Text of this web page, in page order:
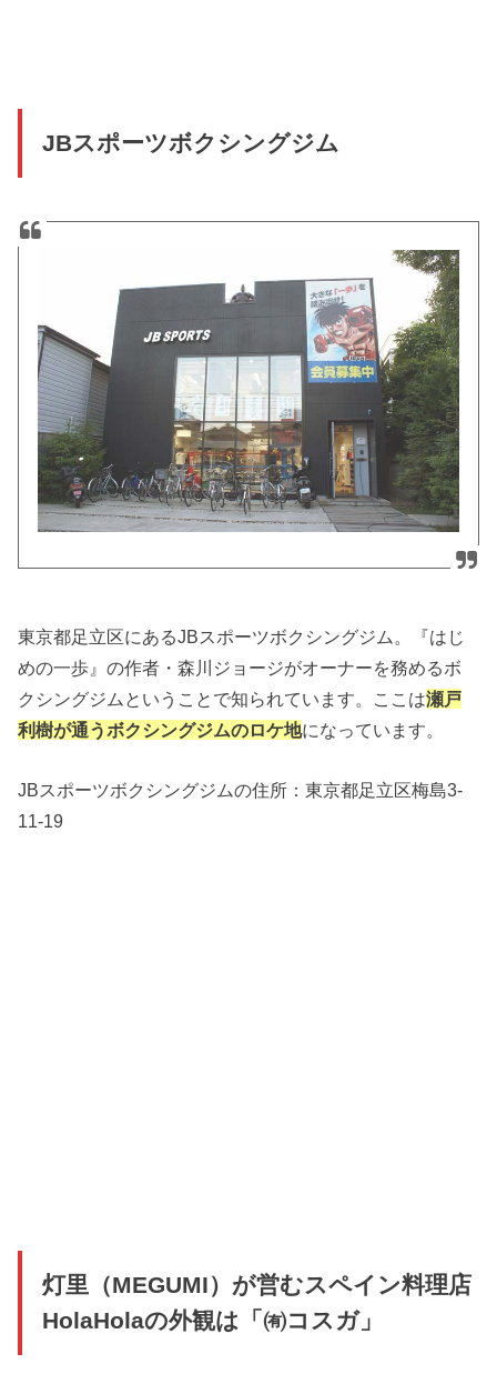
JBスポーツボクシングジム
東京都足立区にあるJBスポーツボクシングジム。『はじ
めの一歩』の作者・森川ジョージがオーナーを務めるボ
クシングジムということで知られています。ここは瀬戸
利樹が通うボクシングジムのロケ地になっています。
JBスポーツボクシングジムの住所：東京都足立区梅島3-
11-19
灯里（MEGUMI）が営むスペイン料理店
HolaHolaの外観は「㈲コスガ」